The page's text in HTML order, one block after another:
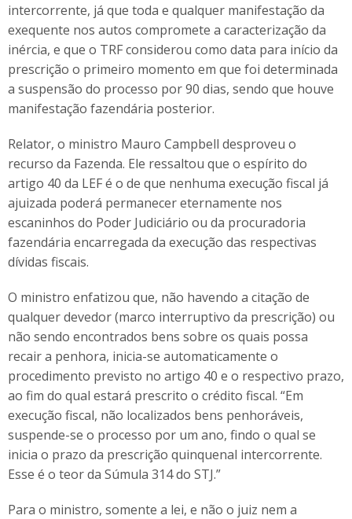
intercorrente, já que toda e qualquer manifestação da
exequente nos autos compromete a caracterização da
inércia, e que o TRF considerou como data para início da
prescrição o primeiro momento em que foi determinada
a suspensão do processo por 90 dias, sendo que houve
manifestação fazendária posterior.
Relator, o ministro Mauro Campbell desproveu o
recurso da Fazenda. Ele ressaltou que o espírito do
artigo 40 da LEF é o de que nenhuma execução fiscal já
ajuizada poderá permanecer eternamente nos
escaninhos do Poder Judiciário ou da procuradoria
fazendária encarregada da execução das respectivas
dívidas fiscais.
O ministro enfatizou que, não havendo a citação de
qualquer devedor (marco interruptivo da prescrição) ou
não sendo encontrados bens sobre os quais possa
recair a penhora, inicia-se automaticamente o
procedimento previsto no artigo 40 e o respectivo prazo,
ao fim do qual estará prescrito o crédito fiscal. “Em
execução fiscal, não localizados bens penhoráveis,
suspende-se o processo por um ano, findo o qual se
inicia o prazo da prescrição quinquenal intercorrente.
Esse é o teor da Súmula 314 do STJ.”
Para o ministro, somente a lei, e não o juiz nem a